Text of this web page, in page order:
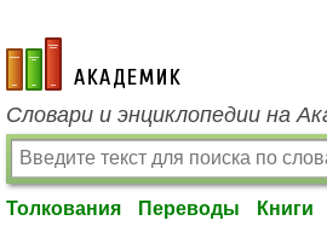
academic.ru
Словари и энциклопедии на
Толкования Переводы Книги